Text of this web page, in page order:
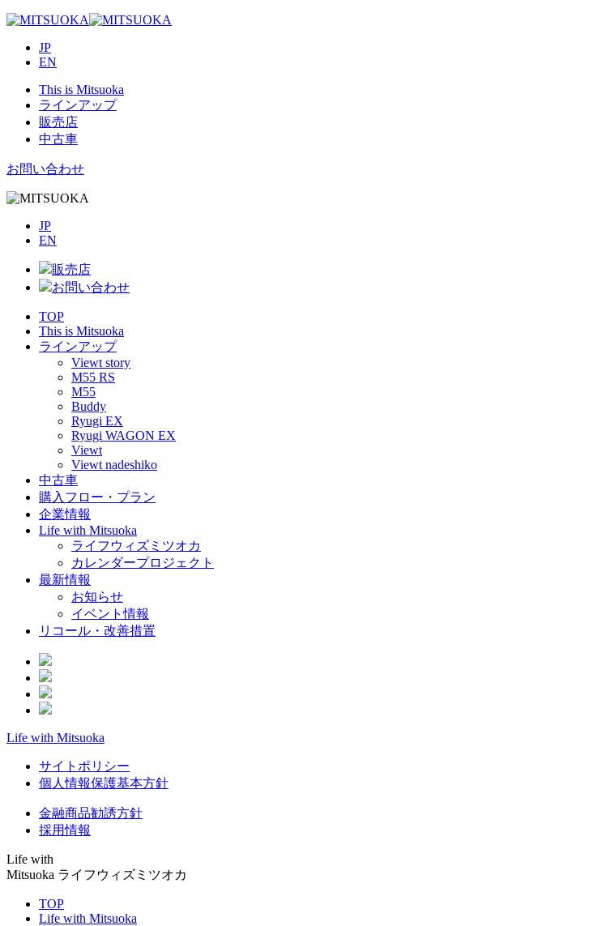
JP
EN
This is Mitsuoka
ラインアップ
販売店
中古車
お問い合わせ
JP
EN
販売店
お問い合わせ
TOP
This is Mitsuoka
ラインアップ
Viewt story
M55 RS
M55
Buddy
Ryugi EX
Ryugi WAGON EX
Viewt
Viewt nadeshiko
中古車
購入フロー・プラン
企業情報
Life with Mitsuoka
ライフウィズミツオカ
カレンダープロジェクト
最新情報
お知らせ
イベント情報
リコール・改善措置
Life with Mitsuoka
サイトポリシー
個人情報保護基本方針
金融商品勧誘方針
採用情報
Life with
Mitsuoka ライフウィズミツオカ
TOP
Life with Mitsuoka